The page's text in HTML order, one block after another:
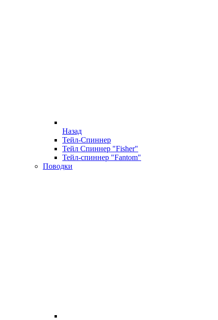
Назад
Тейл-Спиннер
Тейл Спиннер "Fisher"
Тейл-спиннер "Fantom"
Поводки